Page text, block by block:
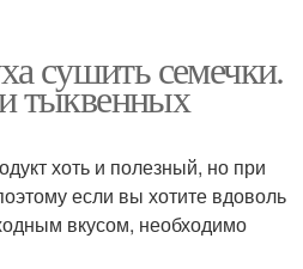
сушить семечки.
тыквенных
хоть и полезный, но при
если вы хотите вдоволь
вкусом, необходимо